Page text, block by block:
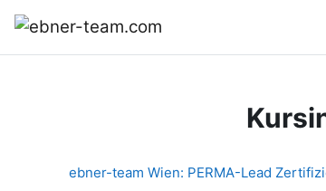
ebner-team Wien: PERMA-Lead